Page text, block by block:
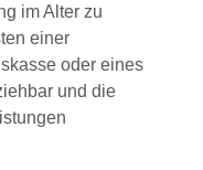
im Alter zu
einer
oder eines
und die